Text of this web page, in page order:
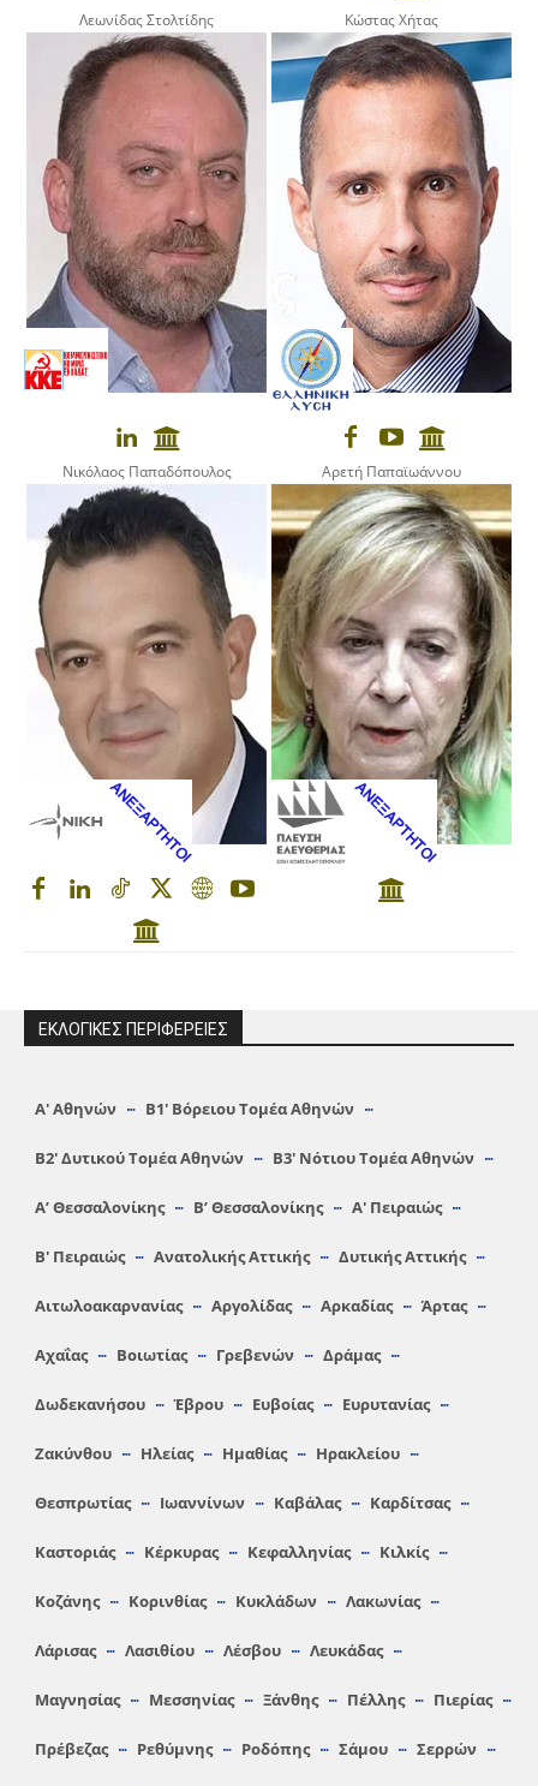
Λεωνίδας Στολτίδης Κώστας Χήτας
Νικόλαος Παπαδόπουλος Αρετή Παπαϊωάννου
ΕΚΛΟΓΙΚΕΣ ΠΕΡΙΦΕΡΕΙΕΣ
Α′ Αθηνών Β1′ Βόρειου Τομέα Αθηνών
Β2′ Δυτικού Τομέα Αθηνών Β3′ Νότιου Τομέα Αθηνών
A’ Θεσσαλονίκης Β’ Θεσσαλονίκης Α′ Πειραιώς
Β′ Πειραιώς Ανατολικής Αττικής Δυτικής Αττικής
Αιτωλοακαρνανίας Αργολίδας Αρκαδίας Άρτας
Αχαΐας Βοιωτίας Γρεβενών Δράμας
Δωδεκανήσου Έβρου Ευβοίας Ευρυτανίας
Ζακύνθου Ηλείας Hμαθίας Ηρακλείου
Θεσπρωτίας Ιωαννίνων Καβάλας Καρδίτσας
Καστοριάς Κέρκυρας Κεφαλληνίας Κιλκίς
Κοζάνης Κορινθίας Κυκλάδων Λακωνίας
Λάρισας Λασιθίου Λέσβου Λευκάδας
Μαγνησίας Μεσσηνίας Ξάνθης Πέλλης Πιερίας
Πρέβεζας Ρεθύμνης Ροδόπης Σάμου Σερρών